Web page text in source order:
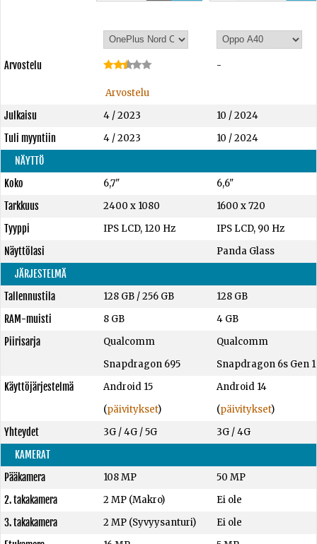
Arvostelu
Arvostelu
-
Julkaisu 4 / 2023
10 / 2024
Tuli myyntiin
4 / 2023
10 / 2024
NÄYTTÖ
Koko
6,7"
6,6"
Tarkkuus
2400 x 1080
1600 x 720
Tyyppi
IPS LCD, 120 Hz
IPS LCD, 90 Hz
Näyttölasi
Panda Glass
JÄRJESTELMÄ
Tallennustila
128 GB/256 GB
128 GB
RAM-muisti
8 GB
4 GB
Piirisarja
Qualcomm
Snapdragon 695
Qualcomm
Snapdragon 6s Gen 1
Käyttöjärjestelmä
Android 15
(päivitykset)
Android 14
(päivitykset)
Yhteydet
3G / 4G / 5G
3G / 4G
KAMERAT
Pääkamera
108 MP
50 MP
2. takakamera
2 MP (Makro)
Ei ole
3. takakamera
2 MP (Syvyysanturi)
Ei ole